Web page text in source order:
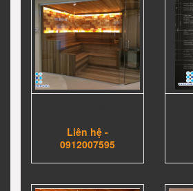
Liên hệ -
0912007595